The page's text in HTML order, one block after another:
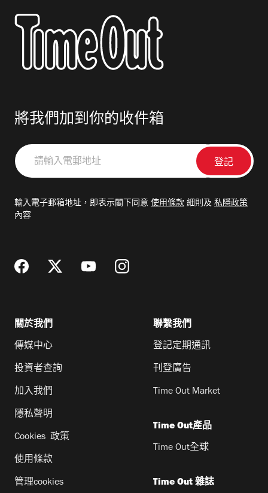
將我們加到你的收件箱
請
輸
郵
輸入電子郵箱地址，即表示閣下同意 使用條款 細則及 私隱政策
內容
關於我們
傳媒中心
投資者查詢
加入我們
隱私聲明
Cookies 政策
使用條款
管理cookies
聯繫我們
登記定期通訊
刊登廣告
Time Out Market
Time Out產品
Time Out全球
Time Out 雜誌